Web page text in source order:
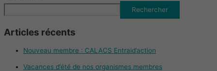
Rechercher
Articles récents
Nouveau membre : CALACS Entraid’action
Vacances d’été de nos organismes membres